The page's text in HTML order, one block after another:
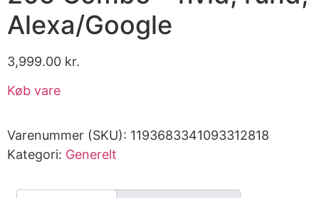
Alexa/Google
3,999.00 kr.
Køb vare
Varenummer (SKU): 1193683341093312818
Kategori: Generelt